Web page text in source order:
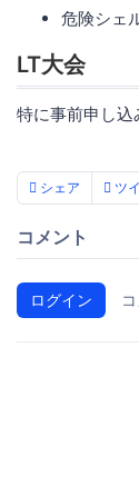
危険シェ
LT大会
特に事前申し込
シェア ツ
コメント
ログイン